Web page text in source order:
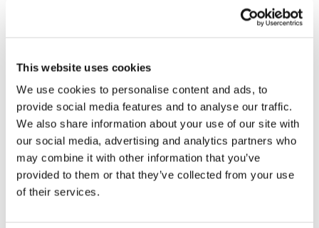
This website uses cookies
We use cookies to personalise content and ads, to
provide social media features and to analyse our traffic.
We also share information about your use of our site with
our social media, advertising and analytics partners who
may combine it with other information that you’ve
provided to them or that they’ve collected from your use
of their services.